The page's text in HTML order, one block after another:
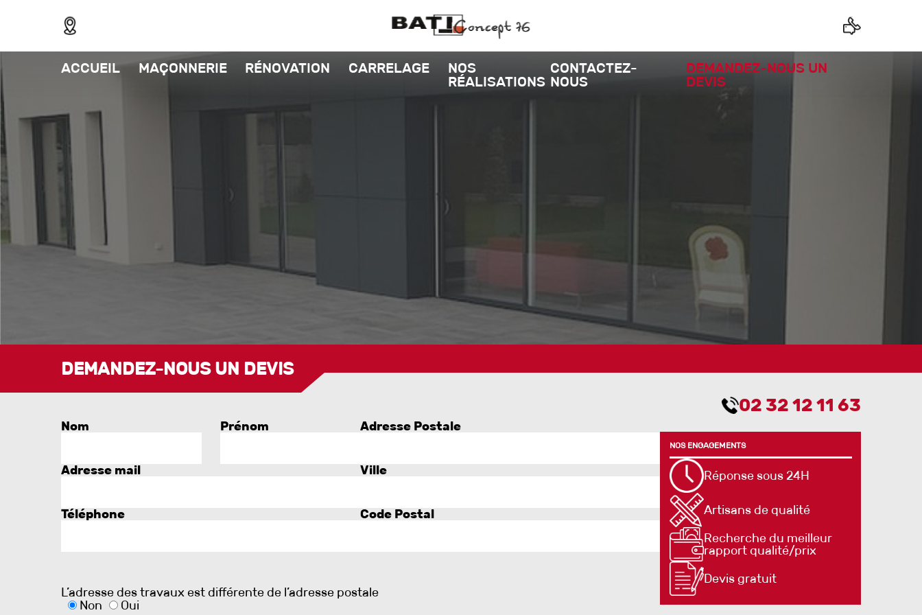
ACCUEIL MAÇONNERIE RÉNOVATION CARRELAGE
NOS
RÉALISATIONS
CONTACTEZ-
NOUS
DEMANDEZ-NOUS UN
DEVIS
DEMANDEZ-NOUS UN DEVIS
02 32 12 11 63
Nom Prénom
Adresse mail
Téléphone
Adresse Postale
Ville
Code Postal
L’adresse des travaux est différente de l’adresse postale
Non
Oui
NOS ENGAGEMENTS
Réponse sous 24H
Artisans de qualité
Recherche du meilleur
rapport qualité/prix
Devis gratuit